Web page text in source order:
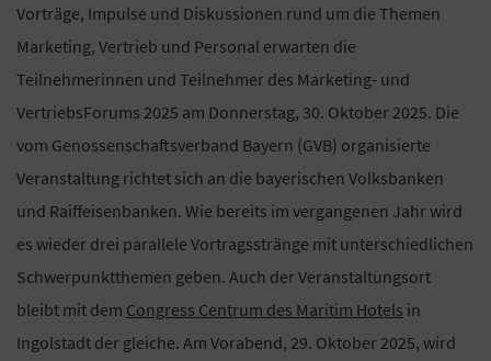
Vorträge, Impulse und Diskussionen rund um die Themen
Marketing, Vertrieb und Personal erwarten die
Teilnehmerinnen und Teilnehmer des Marketing- und
VertriebsForums 2025 am Donnerstag, 30. Oktober 2025. Die
vom Genossenschaftsverband Bayern (GVB) organisierte
Veranstaltung richtet sich an die bayerischen Volksbanken
und Raiffeisenbanken. Wie bereits im vergangenen Jahr wird
es wieder drei parallele Vortragsstränge mit unterschiedlichen
Schwerpunktthemen geben. Auch der Veranstaltungsort
bleibt mit dem Congress Centrum des Maritim Hotels in
Ingolstadt der gleiche. Am Vorabend, 29. Oktober 2025, wird